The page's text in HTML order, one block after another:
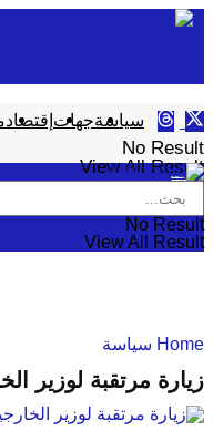
سياسةجهات إقتصاد
No Result
View All Result
No Result
View All Result
Home سياسة
زيارة مرتقبة لوزير